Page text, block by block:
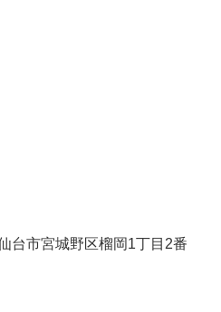
台市宮城野区榴岡1丁目2番